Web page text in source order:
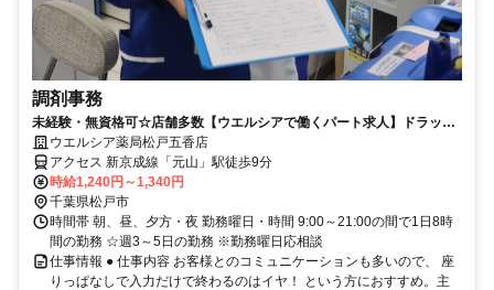
調剤事務
未経験・無資格可☆店舗多数【ウエルシアで働くパート求人】ドラッグ
ストアの調剤事務
ウエルシア薬局松戸五香店
アクセス 新京成線「元山」駅徒歩9分
時給1,240円～1,340円
千葉県松戸市
時間帯 朝、昼、夕方・夜 勤務曜日・時間 9:00～21:00の間で1日8時
間の勤務 ☆週3～5日の勤務 ※勤務曜日応相談
仕事情報 ● 仕事内容 お客様とのコミュニケーションも多いので、 座
りっぱなしで入力だけで終わるのはイヤ！ という方におすすめ。主